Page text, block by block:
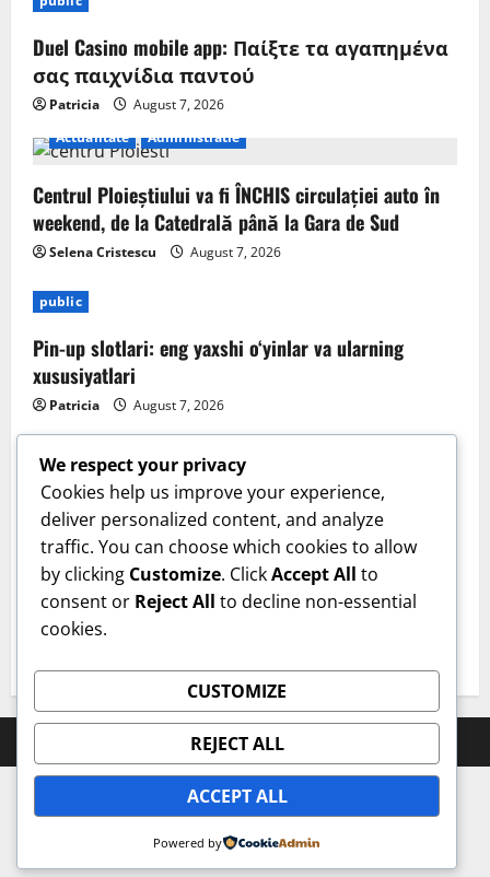
Duel Casino mobile app: Παίξτε τα αγαπημένα
σας παιχνίδια παντού
Patricia
August 7, 2026
Actualitate
Administratie
Centrul Ploieștiului va fi ÎNCHIS circulației auto în
weekend, de la Catedrală până la Gara de Sud
Selena Cristescu August 7, 2026
public
Pin-up slotlari: eng yaxshi o‘yinlar va ularning
xususiyatlari
Patricia August 7, 2026
Sanatate
Cum îți verifici sănătatea inimii acasă. Tensiunea
arterială care te trimite la medic. Dr. Monica Trofin-
Bănescu (Sanador): Sunt obiceiuri de bun-simț!
Prahova Express © All rights reserved.
We respect your privacy
Cookies help us improve your experience,
deliver personalized content, and analyze
traffic. You can choose which cookies to allow
by clicking Customize. ClickAccept All to
consent or Reject All to decline non-essential
cookies.
CUSTOMIZE
REJECT ALL
ACCEPT ALL
Powered by